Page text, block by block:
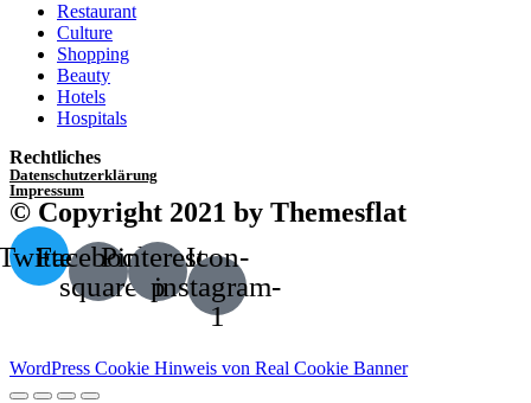
Restaurant
Culture
Shopping
Beauty
Hotels
Hospitals
Rechtliches
Datenschutzerklärung
Impressum
© Copyright 2021 by Themesflat
Facebook-
square
Pinterest-
p
Icon-
instagram-
1
WordPress Cookie Hinweis von Real Cookie Banner